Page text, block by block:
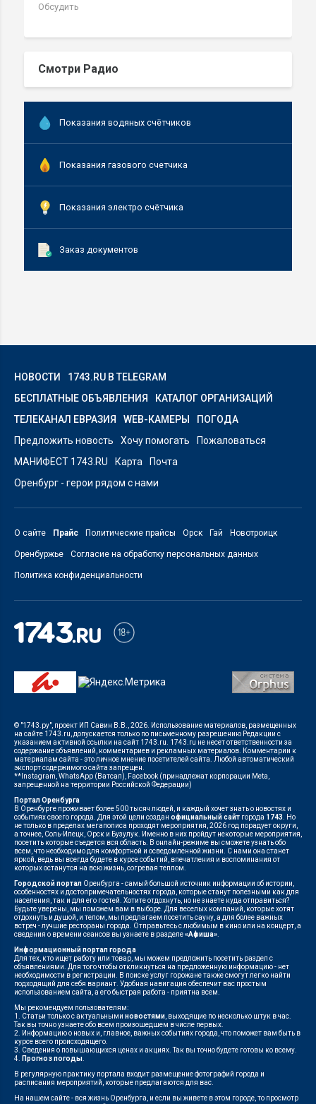
Обсудить
Смотри Радио
Показания водяных счётчиков
Показания газового счетчика
Показания электро счётчика
Заказ документов
НОВОСТИ
1743.RU В TELEGRAM
БЕСПЛАТНЫЕ ОБЪЯВЛЕНИЯ
КАТАЛОГ ОРГАНИЗАЦИЙ
ТЕЛЕКАНАЛ ЕВРАЗИЯ
WEB-КАМЕРЫ
ПОГОДА
Предложить новость
Хочу помогать
Пожаловаться
МАНИФЕСТ 1743.RU
Карта
Почта
Оренбург - герои рядом с нами
О сайте Прайс Политические прайсы Орск Гай Новотроицк
Оренбуржье Согласие на обработку персональных данных
Политика конфиденциальности
© "1743.ру", проект ИП Савин В.В., 2026. Использование материалов, размещенных
на сайте 1743.ru, допускается только по письменному разрешению Редакции с
указанием активной ссылки на сайт 1743.ru. 1743.ru не несет ответственности за
содержание объявлений, комментариев и рекламных материалов. Комментарии к
материалам сайта - это личное мнение посетителей сайта. Любой автоматический
экспорт содержимого сайта запрещен.
**Instagram, WhatsApp (Ватсап), Facebook (принадлежат корпорации Meta,
запрещенной на территории Российской Федерации)
Портал Оренбурга
В Оренбурге проживает более 500 тысяч людей, и каждый хочет знать о новостях и
событиях своего города. Для этой цели создан официальный сайт города 1743. Но
не только в пределах мегаполиса проходят мероприятия, 2026 год порадует округи,
а точнее, Соль-Илецк, Орск и Бузулук. Именно в них пройдут некоторые мероприятия,
посетить которые съедется вся область. В онлайн-режиме вы сможете узнать обо
всем, что необходимо для комфортной и осведомленной жизни. С нами она станет
яркой, ведь вы всегда будете в курсе событий, впечатления и воспоминания от
которых останутся на всю жизнь, согревая теплом.
Городской портал Оренбурга - самый большой источник информации об истории,
особенностях и достопримечательностях города, которые станут полезными как для
населения, так и для его гостей. Хотите отдохнуть, но не знаете куда отправиться?
Будьте уверены, мы поможем вам в выборе. Для веселых компаний, которые хотят
отдохнуть и душой, и телом, мы предлагаем посетить сауну, а для более важных
встреч - лучшие рестораны города. Отправьтесь с любимым в кино или на концерт, а
сведения о времени сеансов вы узнаете в разделе«Афиша».
Информационный портал города
Для тех, кто ищет работу или товар, мы можем предложить посетить раздел с
объявлениями. Для того чтобы откликнуться на предложенную информацию - нет
необходимости в регистрации. В поиске услуг горожане также смогут легко найти
подходящий для себя вариант. Удобная навигация обеспечит вас простым
использованием сайта, а его быстрая работа - приятна всем.
Мы рекомендуем пользователям:
1. Статьи только с актуальными новостями, выходящие по несколько штук в час.
Так вы точно узнаете обо всем произошедшем в числе первых.
2. Информацию о новых и, главное, важных событиях города, что поможет вам быть в
курсе всего происходящего.
3. Сведения о повышающихся ценах и акциях. Так вы точно будете готовы ко всему.
4. Прогноз погоды.
В регулярную практику портала входит размещение фотографий города и
расписания мероприятий, которые предлагаются для вас.
На нашем сайте - вся жизнь Оренбурга, и если вы живете в этом городе, то просмотр